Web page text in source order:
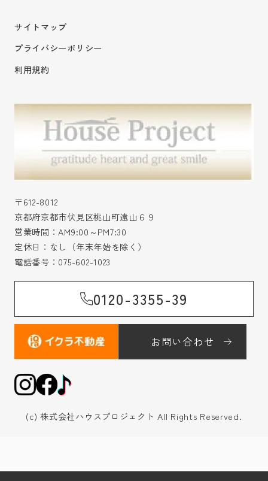
サイトマップ
プライバシーポリシー
利用規約
〒612-8012
京都府京都市伏見区桃山町遠山６９
営業時間：AM9:00～PM7:30
定休日：なし（年末年始を除く）
電話番号： 075-602-1023
0120-3355-39
お問い合わせ
(c) 株式会社ハウスプロジェクト All Rights Reserved.